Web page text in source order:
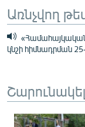
Առնչվող
կնշի հիմնադրման